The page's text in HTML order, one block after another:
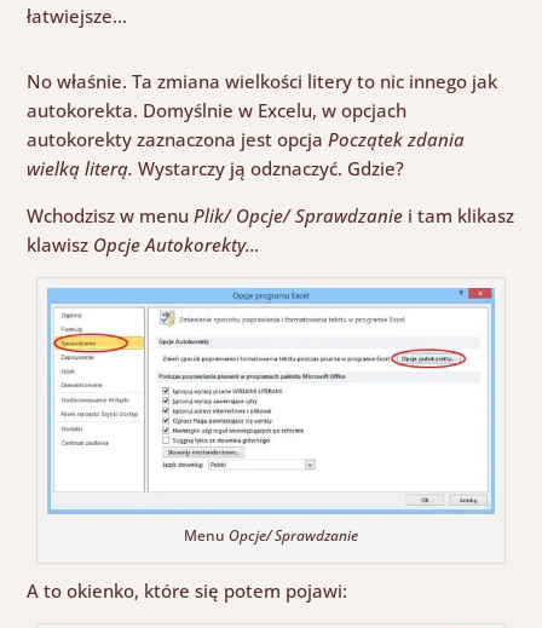
łatwiejsze…
No właśnie. Ta zmiana wielkości litery to nic innego jak
autokorekta. Domyślnie w Excelu, w opcjach
autokorekty zaznaczona jest opcjaPoczątek zdania
wielką literą. Wystarczy ją odznaczyć. Gdzie?
Wchodzisz w menuPlik/ Opcje/ Sprawdzanie i tam klikasz
klawisz Opcje Autokorekty…
Menu Opcje/ Sprawdzanie
A to okienko, które się potem pojawi: